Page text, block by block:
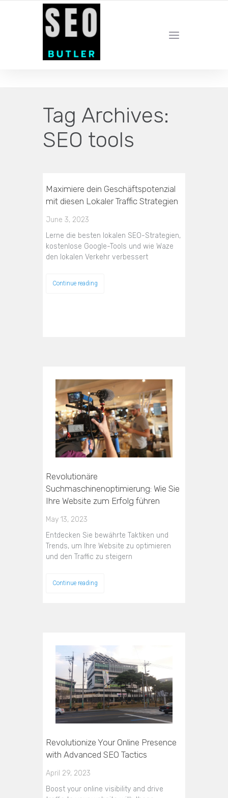
YOUR LOCAL DIGITAL MARKETING AGENCY
Tag Archives:
SEO tools
Maximiere dein Geschäftspotenzial
mit diesen Lokaler Traffic Strategien
June 3, 2023
Lerne die besten lokalen SEO-Strategien,
kostenlose Google-Tools und wie Waze
den lokalen Verkehr verbessert
Continue reading
Revolutionäre
Suchmaschinenoptimierung: Wie Sie
Ihre Website zum Erfolg führen
May 13, 2023
Entdecken Sie bewährte Taktiken und
Trends, um Ihre Website zu optimieren
und den Traffic zu steigern
Continue reading
Revolutionize Your Online Presence
with Advanced SEO Tactics
April 29, 2023
Boost your online visibility and drive